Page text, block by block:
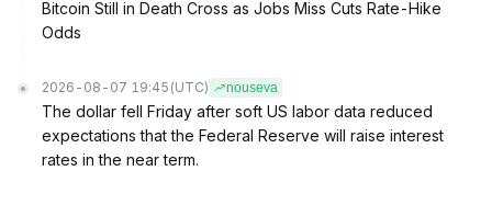
Bitcoin Still in Death Cross as Jobs Miss Cuts Rate-Hike
Odds
2026-08-07 19:45 (UTC) nouseva
The dollar fell Friday after soft US labor data reduced
expectations that the Federal Reserve will raise interest
rates in the near term.